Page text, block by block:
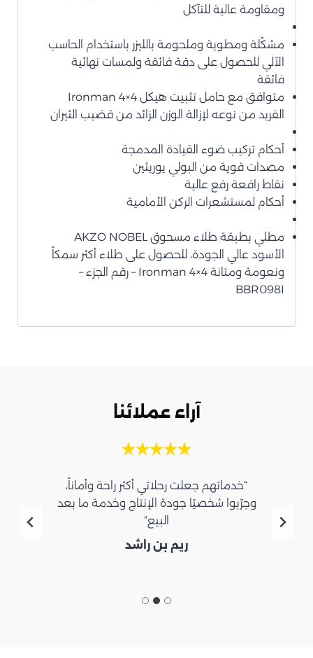
ومقاومة عالية للتآكل
مشكّلة ومطوية وملحومة بالليزر باستخدام الحاسب
الآلي للحصول على دقة فائقة ولمسات نهائية
فائقة
متوافق مع حامل تثبيت هيكل Ironman 4×4
الفريد من نوعه لإزالة الوزن الزائد من قضيب الثيران
أحكام تركيب ضوء القيادة المدمجة
مصدات قوية من البولي يوريثين
نقاط رافعة رفع عالية
أحكام لمستشعرات الركن الأمامية
مطلي بطبقة طلاء مسحوق AKZO NOBEL
الأسود عالي الجودة، للحصول على طلاء أكثر سمكاً
ونعومة ومتانة Ironman 4×4 – رقم الجزء –
BBR098I
آراء عملائنا
“خدماتهم جعلت رحلاتي أكثر راحة وأماناً،
وجرّبوا شخصيًا جودة الإنتاج وخدمة ما بعد
البيع”
ريم بن راشد